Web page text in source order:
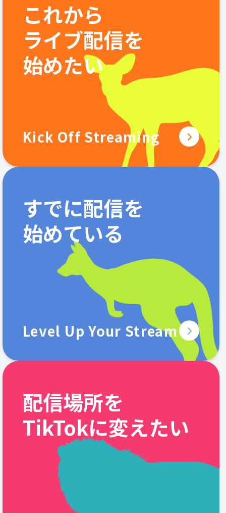
これから
ライブ配信を
始めたい
Kick Off Streaming
すでに配信を
始めている
Level Up Your Stream
配信場所を
TikTokに変えたい